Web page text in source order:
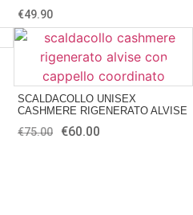
€49.90
SCALDACOLLO UNISEX
CASHMERE RIGENERATO ALVISE
€75.00 €60.00